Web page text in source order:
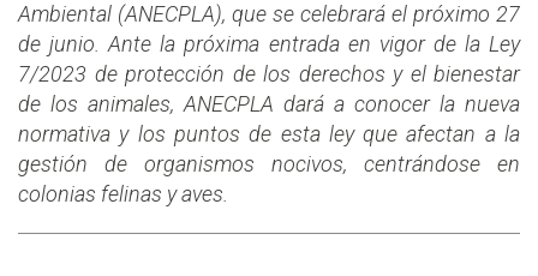
Ambiental (ANECPLA), que se celebrará el próximo 27
de junio. Ante la próxima entrada en vigor de la Ley
7/2023 de protección de los derechos y el bienestar
de los animales, ANECPLA dará a conocer la nueva
normativa y los puntos de esta ley que afectan a la
gestión de organismos nocivos, centrándose en
colonias felinas y aves.